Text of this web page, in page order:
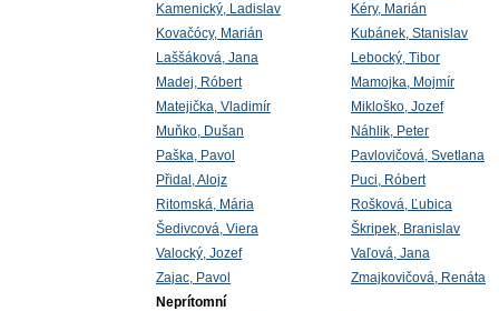
Kamenický, Ladislav
Kéry, Marián
Kovačócy, Marián
Kubánek, Stanislav
Laššáková, Jana
Lebocký, Tibor
Madej, Róbert
Mamojka, Mojmír
Matejička, Vladimír
Mikloško, Jozef
Muňko, Dušan
Náhlik, Peter
Paška, Pavol
Pavlovičová, Svetlana
Přidal, Alojz
Puci, Róbert
Ritomská, Mária
Rošková, Ľubica
Šedivcová, Viera
Škripek, Branislav
Valocký, Jozef
Vaľová, Jana
Zajac, Pavol
Zmajkovičová, Renáta
Neprítomní